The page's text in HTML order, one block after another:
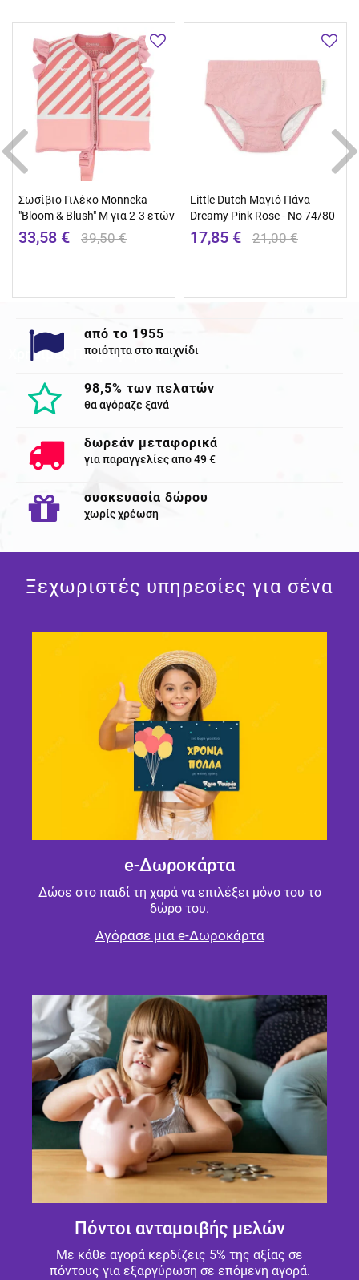
Σωσίβιο Γιλέκο Monneka
"Bloom & Blush" M για 2-3 ετών
33,58 € 39,50 €
Little Dutch Μαγιό Πάνα
Dreamy Pink Rose - No 74/80
17,85 € 21,00 €
Χρησιμες Πληροφορίες
από το 1955
ποιότητα στο παιχνίδι
98,5% των πελατών
θα αγόραζε ξανά
δωρεάν μεταφορικά
για παραγγελίες απο 49 €
συσκευασία δώρου
χωρίς χρέωση
Ξεχωριστές υπηρεσίες για σένα
e-Δωροκάρτα
Δώσε στο παιδί τη χαρά να επιλέξει μόνο του το
δώρο του.
Αγόρασε μια e-Δωροκάρτα
Πόντοι ανταμοιβής μελών
Με κάθε αγορά κερδίζεις 5% της αξίας σε
πόντους για εξαργύρωση σε επόμενη αγορά.